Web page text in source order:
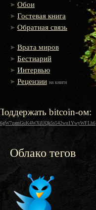
Обои
Гостевая книга
Обратная связь
Врата миров
Бестиарий
Интервью
Рецензии на книги
bitcoin-ом:
Облако тегов